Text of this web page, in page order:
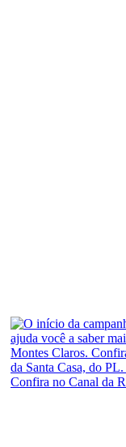
Confira no Canal da